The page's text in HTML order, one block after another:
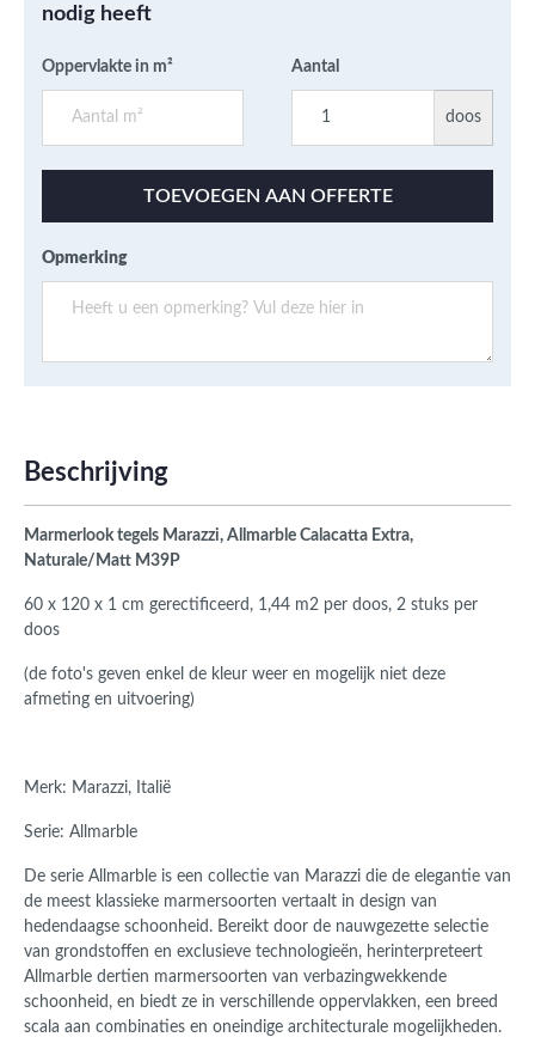
nodig heeft
Oppervlakte in m² Aantal
doos
TOEVOEGEN AAN OFFERTE
Opmerking
Beschrijving
Marmerlook tegels Marazzi, Allmarble Calacatta Extra,
Naturale/Matt M39P
60 x 120 x 1 cm gerectificeerd, 1,44 m2 per doos, 2 stuks per
doos
(de foto's geven enkel de kleur weer en mogelijk niet deze
afmeting en uitvoering)
Merk: Marazzi, Italië
Serie: Allmarble
De serie Allmarble is een collectie van Marazzi die de elegantie van
de meest klassieke marmersoorten vertaalt in design van
hedendaagse schoonheid. Bereikt door de nauwgezette selectie
van grondstoffen en exclusieve technologieën, herinterpreteert
Allmarble dertien marmersoorten van verbazingwekkende
schoonheid, en biedt ze in verschillende oppervlakken, een breed
scala aan combinaties en oneindige architecturale mogelijkheden.